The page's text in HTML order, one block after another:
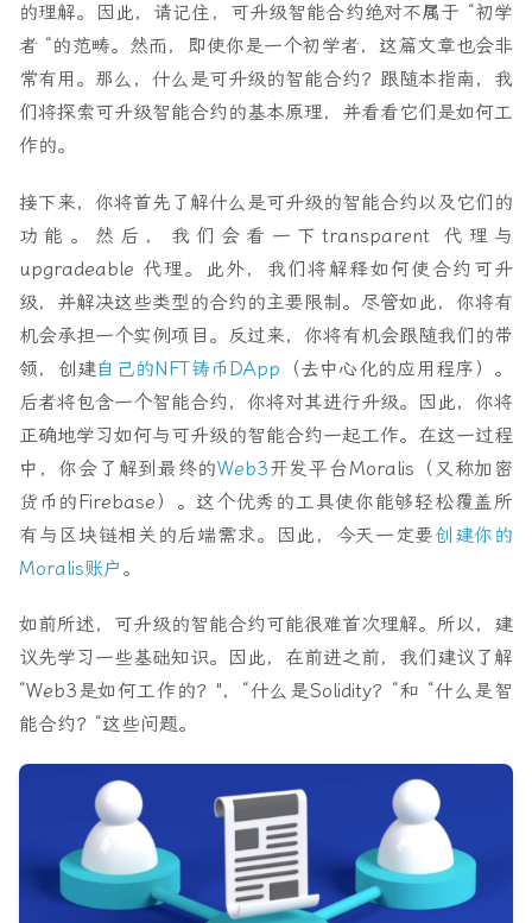
的理解。因此，请记住，可升级智能合约绝对不属于 “初学
者 “的范畴。然而，即使你是一个初学者，这篇文章也会非
常有用。那么，什么是可升级的智能合约？跟随本指南，我
们将探索可升级智能合约的基本原理，并看看它们是如何工
作的。
接下来，你将首先了解什么是可升级的智能合约以及它们的
功能。然后，我们会看一下transparent 代理与
upgradeable 代理。此外，我们将解释如何使合约可升
级，并解决这些类型的合约的主要限制。尽管如此，你将有
机会承担一个实例项目。反过来，你将有机会跟随我们的带
领，创建自己的NFT铸币DApp （去中心化的应用程序）。
后者将包含一个智能合约，你将对其进行升级。因此，你将
正确地学习如何与可升级的智能合约一起工作。在这一过程
中，你会了解到最终的Web3开发平台Moralis（又称加密
货币的Firebase）。这个优秀的工具使你能够轻松覆盖所
有与区块链相关的后端需求。因此，今天一定要创建你的
Moralis账户 。
如前所述，可升级的智能合约可能很难首次理解。所以，建
议先学习一些基础知识。因此，在前进之前，我们建议了解
“Web3是如何工作的？"，“什么是Solidity？“和 “什么是智
能合约？“这些问题。